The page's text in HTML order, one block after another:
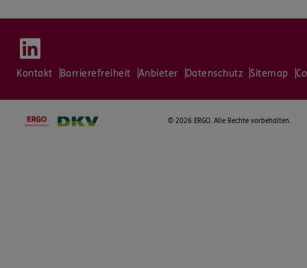
Kontakt Barrierefreiheit Anbieter Datenschutz Sitemap
© 2026 ERGO. Alle Rechte vorbehalten.